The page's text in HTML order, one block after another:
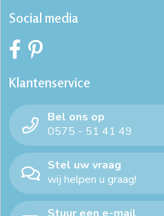
Social media
Klantenservice
Bel ons op
0575 - 51 41 49
Stel uw vraag
wij helpen u graag!